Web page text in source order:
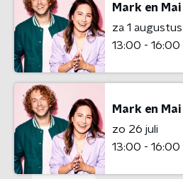
Mark en Mai
za 1 augustus
13:00 - 16:00
Mark en Mai
zo 26 juli
13:00 - 16:00